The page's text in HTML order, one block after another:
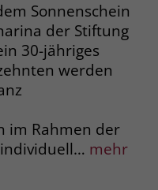
Sonnenschein
der Stiftung
30-jähriges
werden
im Rahmen der
mehr